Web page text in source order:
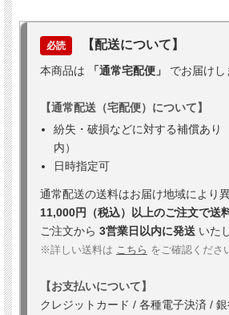
必読 【配送について】
本商品は 「通常宅配便」 でお届けし
【通常配送（宅配便）について】
紛失・破損などに対する補償あり
内）
日時指定可
通常配送の送料はお届け地域により異
11,000円（税込）以上のご注文で送
ご注文から 3営業日以内に発送 いた
※詳しい送料は こちら をご確認くださ
【お支払いについて】
クレジットカード / 各種電子決済 /